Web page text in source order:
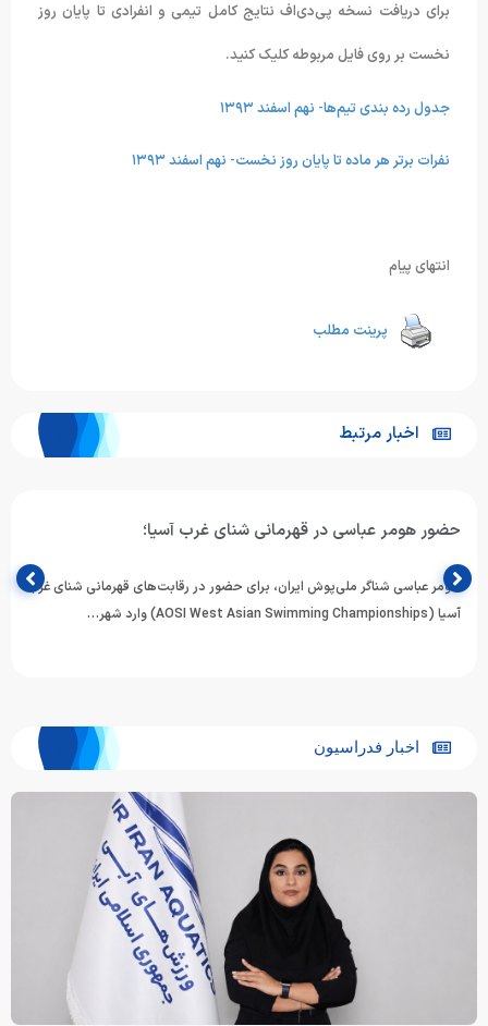
برای دریافت نسخه پی‌دی‌اف نتایج کامل تیمی و انفرادی تا پایان روز
نخست بر روی فایل مربوطه کلیک کنید.
جدول رده بندی تیم‌ها- نهم اسفند ۱۳۹۳
نفرات برتر هر ماده تا پایان روز نخست- نهم اسفند ۱۳۹۳
انتهای پیام
پرینت مطلب
اخبار مرتبط
حضور هومر عباسی در قهرمانی شنای غرب آسیا؛
هومر عباسی شناگر ملی‌پوش ایران، برای حضور در رقابت‌های قهرمانی شنای غرب
آسیا (AOSI West Asian Swimming Championships) وارد شهر…
اخبار فدراسیون